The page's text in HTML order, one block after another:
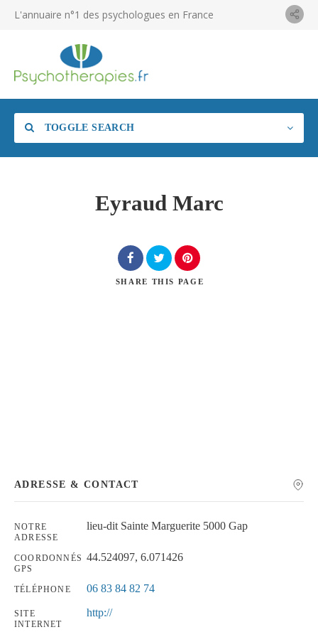
L'annuaire n°1 des psychologues en France
TOGGLE SEARCH
Eyraud Marc
SHARE THIS PAGE
ADRESSE & CONTACT
NOTRE
ADRESSE
lieu-dit Sainte Marguerite 5000 Gap
COORDONNÉS
GPS
44.524097, 6.071426
TÉLÉPHONE 06 83 84 82 74
SITE
INTERNET
http://